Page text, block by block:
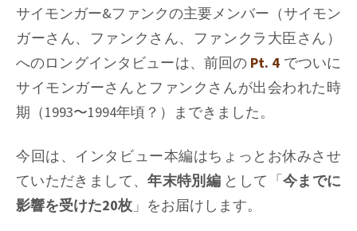
サイモンガー&ファンクの主要メンバー（サイモン
ガーさん、ファンクさん、ファンクラ大臣さん）
へのロングインタビューは、前回の Pt. 4 でついに
サイモンガーさんとファンクさんが出会われた時
期（1993〜1994年頃？）まできました。
今回は、インタビュー本編はちょっとお休みさせ
ていただきまして、年末特別編 として「今までに
影響を受けた20枚 」をお届けします。